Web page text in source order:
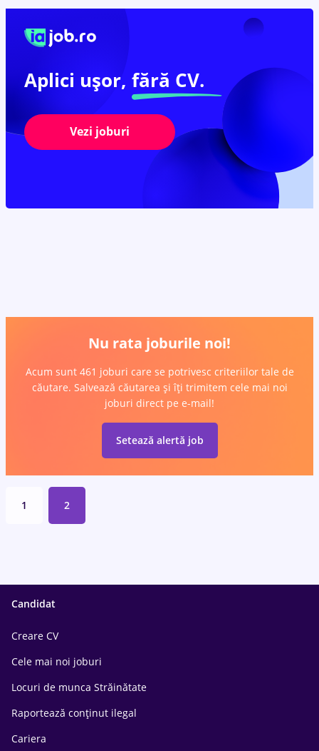
Aplici ușor, fără CV.
Vezi joburi
Nu rata joburile noi!
Acum sunt 461 joburi care se potrivesc criteriilor tale de
căutare. Salvează căutarea și îți trimitem cele mai noi
joburi direct pe e-mail!
Setează alertă job
1 2
Candidat
Creare CV
Cele mai noi joburi
Locuri de munca Străinătate
Raportează conținut ilegal
Cariera